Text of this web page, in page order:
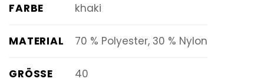
FARBE khaki
MATERIAL 70 % Polyester, 30 % Nylon
GRÖSSE 40